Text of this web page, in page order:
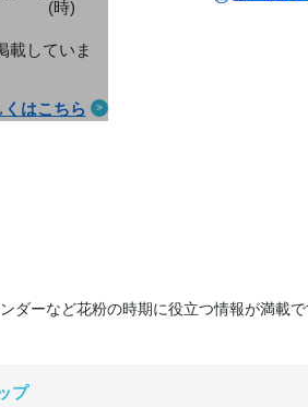
(時)
載していま
くはこちら
ダーなど花粉の時期に役立つ情報が満載で
プ